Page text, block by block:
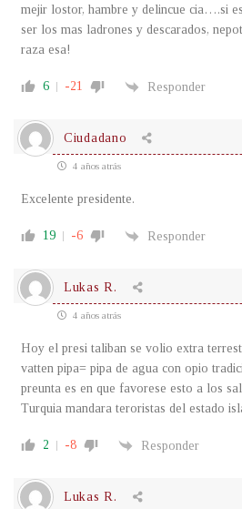
mejir lostor, hambre y delincue cia….si
ser los mas ladrones y descarados,
raza esa!
6 -21 Responder
Ciudadano
4 años atrás
Excelente presidente.
19 -6 Responder
Lukas R.
4 años atrás
Hoy el presi taliban se volio extra
vatten pipa= pipa de agua con opio
preunta es en que favorese esto a los
Turquia mandara teroristas del estado
2 -8 Responder
Lukas R.